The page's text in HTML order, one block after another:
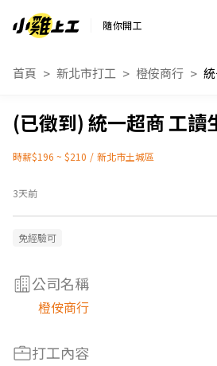
隨你開工
首頁 新北市打工 橙侒商行
統一超商 工讀
時薪$196 ~ $210 / 新北市土城區
3天前
免經驗可
公司名稱
橙侒商行
打工內容